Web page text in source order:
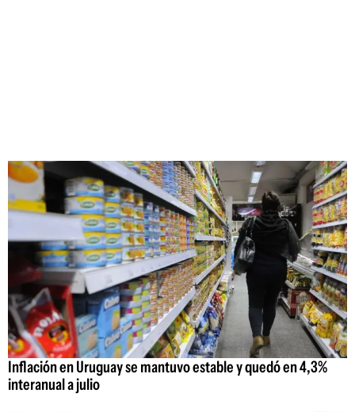
Inflación en Uruguay se mantuvo estable y quedó en 4,3%
interanual a julio